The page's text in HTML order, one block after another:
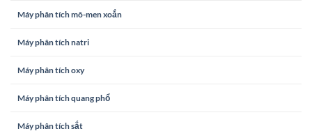
Máy phân tích mô-men xoắn
Máy phân tích natri
Máy phân tích oxy
Máy phân tích quang phổ
Máy phân tích sắt